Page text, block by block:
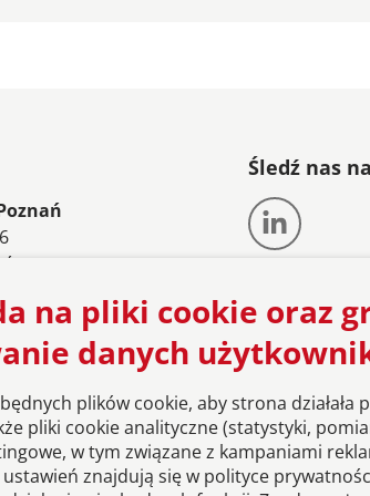
Śledź nas na
na pliki cookie oraz
danych
plików cookie, aby strona działała
pliki cookie analityczne (statystyki,
w tym związane z kampaniami
znajdują się w polityce